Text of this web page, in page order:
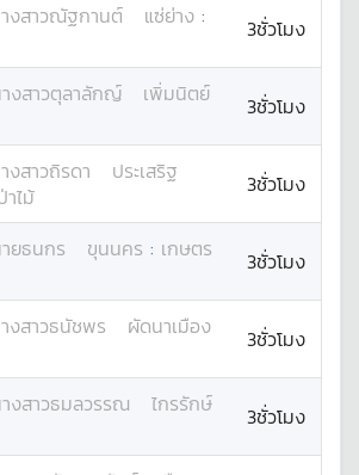
งสาวณัฐกานต์ แซ่ย่าง :
3ชั่วโมง
งสาวตุลาลักญ์
เพิ่มนิตย์
3ชั่วโมง
งสาวถิรดา
ประเสริฐ
ไม้ 3ชั่วโมง
ยธนกร ขุนนคร : เกษตร
3ชั่วโมง
งสาวธนัชพร
ผัดนาเมือง
3ชั่วโมง
งสาวธมลวรรณ
ไกรรักษ์
3ชั่วโมง